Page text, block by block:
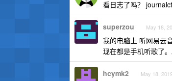
看日志了吗？
superzou May 18,
我的电脑上 听网易云
现在都是手机听歌了。
hcymk2 May 18,